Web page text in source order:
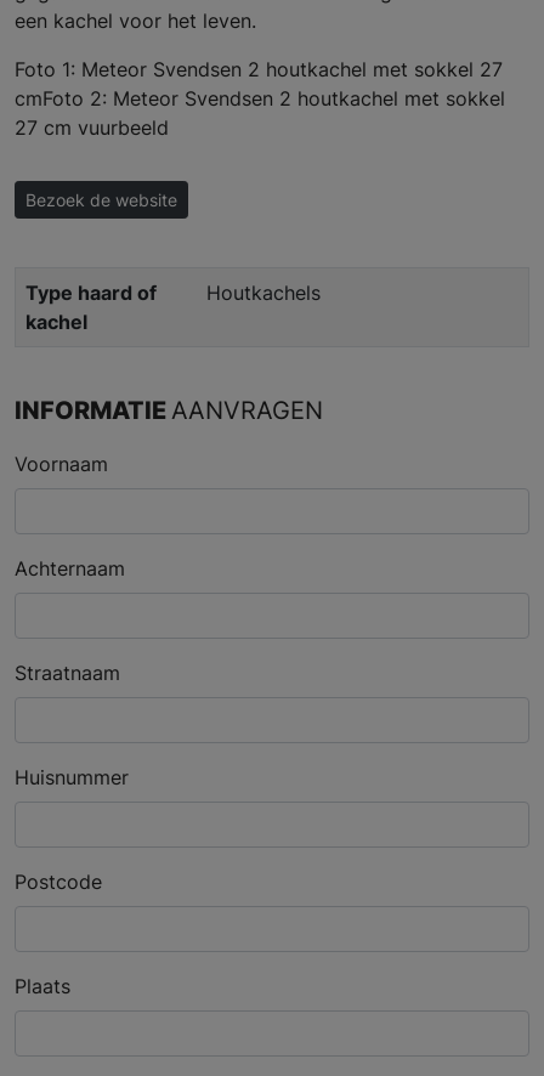
een kachel voor het leven.
Foto 1: Meteor Svendsen 2 houtkachel met sokkel 27
cmFoto 2: Meteor Svendsen 2 houtkachel met sokkel
27 cm vuurbeeld
Bezoek de website
Type haard of
kachel
Houtkachels
INFORMATIE AANVRAGEN
Voornaam
Achternaam
Straatnaam
Huisnummer
Postcode
Plaats